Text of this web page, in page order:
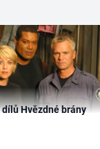
Hvězdné brány